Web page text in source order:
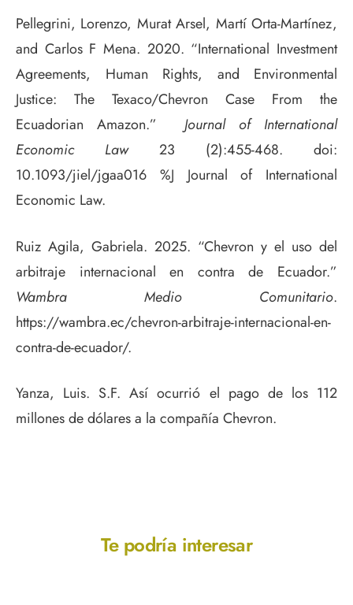
Pellegrini, Lorenzo, Murat Arsel, Martí Orta-Martínez,
and Carlos F Mena. 2020. “International Investment
Agreements, Human Rights, and Environmental
Justice: The Texaco/Chevron Case From the
Ecuadorian Amazon.” Journal of International
Economic Law23 (2):455-468. doi:
10.1093/jiel/jgaa016 %J Journal of International
Economic Law.
Ruiz Agila, Gabriela. 2025. “Chevron y el uso del
arbitraje internacional en contra de Ecuador.”
Wambra Medio Comunitario.
https://wambra.ec/chevron-arbitraje-internacional-en-
contra-de-ecuador/.
Yanza, Luis. S.F. Así ocurrió el pago de los 112
millones de dólares a la compañía Chevron.
Te podría interesar